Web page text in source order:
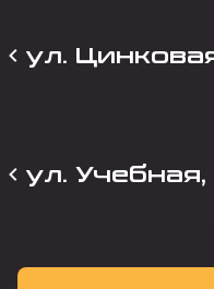
ул.
ул. Учебная,